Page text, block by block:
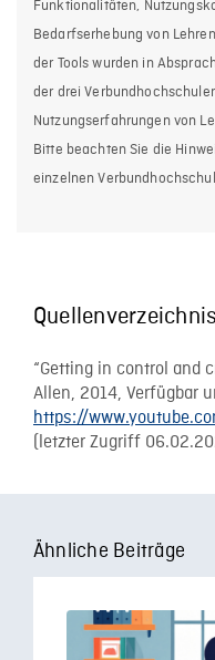
Funktionalitäten,
Bedarfserhebung von
der Tools wurden in
der drei
Nutzungserfahrungen von
Bitte beachten Sie die
einzelnen
Quellenverzeichnis
“Getting in control and
Allen, 2014, Verfügbar
https://
(letzter Zugriff
Ähnliche Beiträge